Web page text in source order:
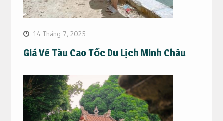
14 Tháng 7, 2025
Giá Vé Tàu Cao Tốc Du Lịch Minh Châu